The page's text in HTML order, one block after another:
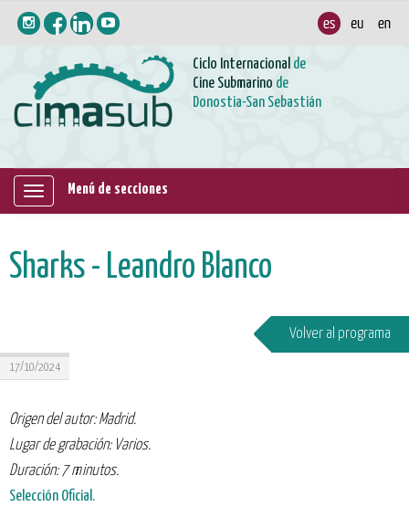
Ciclo Internacional de
Cine Submarino de
Donostia-San Sebastián
Mostrar/ocultar
Menú de secciones
Sharks - Leandro Blanco
Volver al programa
17/10/2024
Origen del autor: Madrid.
Lugar de grabación: Varios.
Duración: 7 minutos.
Selección Oficial.